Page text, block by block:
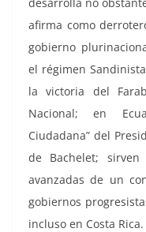
afirma como
gobierno
el régimen
la victoria del
Nacional; en
Ciudadana” del
de Bachelet;
avanzadas de un
gobiernos
incluso en Costa Rica.